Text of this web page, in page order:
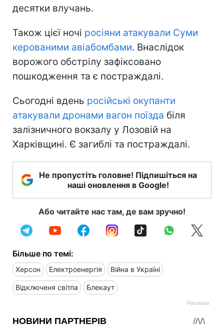
десятки влучань.
Також цієї ночі росіяни атакували Суми
керованими авіабомбами. Внаслідок
ворожого обстрілу зафіксовано
пошкодження та є постраждалі.
Сьогодні вдень російські окупанти
атакували дронами вагон поїзда біля
залізничного вокзалу у Лозовій на
Харківщині. Є загиблі та постраждалі.
Не пропустіть головне! Підпишіться на
наші оновлення в Google!
Або читайте нас там, де вам зручно!
Більше по темі:
Херсон Електроенергія Війна в Україні
Відключеня світла Блекаут